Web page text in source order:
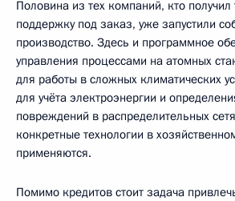
Половина из тех компаний, кто получил
поддержку под заказ, уже запустили
производство. Здесь и программное
управления процессами на атомных
для работы в сложных климатических
для учёта электроэнергии и
повреждений в распределительных
конкретные технологии в
применяются.
Помимо кредитов стоит задача